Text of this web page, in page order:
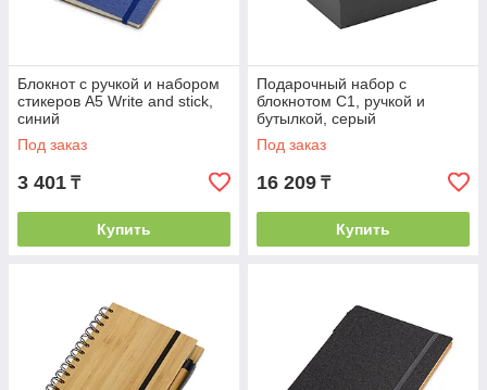
Блокнот с ручкой и набором
стикеров А5 Write and stick,
синий
Под заказ
3 401 ₸
Купить
Подарочный набор c
блокнотом C1, ручкой и
бутылкой, серый
Под заказ
16 209 ₸
Купить